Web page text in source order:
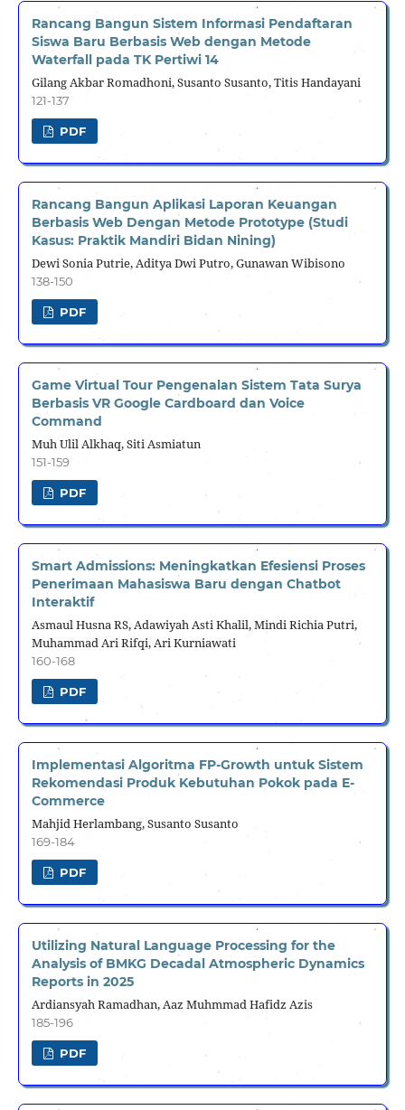
Rancang Bangun Sistem Informasi Pendaftaran
Siswa Baru Berbasis Web dengan Metode
Waterfall pada TK Pertiwi 14
Gilang Akbar Romadhoni, Susanto Susanto, Titis Handayani
121-137
PDF
Rancang Bangun Aplikasi Laporan Keuangan
Berbasis Web Dengan Metode Prototype (Studi
Kasus: Praktik Mandiri Bidan Nining)
Dewi Sonia Putrie, Aditya Dwi Putro, Gunawan Wibisono
138-150
PDF
Game Virtual Tour Pengenalan Sistem Tata Surya
Berbasis VR Google Cardboard dan Voice
Command
Muh Ulil Alkhaq, Siti Asmiatun
151-159
PDF
Smart Admissions: Meningkatkan Efesiensi Proses
Penerimaan Mahasiswa Baru dengan Chatbot
Interaktif
Asmaul Husna RS, Adawiyah Asti Khalil, Mindi Richia Putri,
Muhammad Ari Rifqi, Ari Kurniawati
160-168
PDF
Implementasi Algoritma FP-Growth untuk Sistem
Rekomendasi Produk Kebutuhan Pokok pada E-
Commerce
Mahjid Herlambang, Susanto Susanto
169-184
PDF
Utilizing Natural Language Processing for the
Analysis of BMKG Decadal Atmospheric Dynamics
Reports in 2025
Ardiansyah Ramadhan, Aaz Muhmmad Hafidz Azis
185-196
PDF